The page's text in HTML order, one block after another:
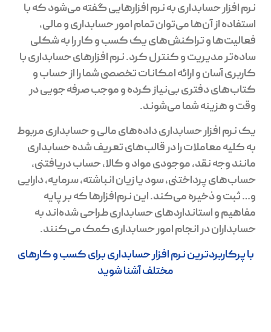
نرم افزار حسابداری به نرم افزارهایی گفته می‌شود که با
استفاده از آن‌ها می‌توان تمام امور حسابداری و مالی،
فعالیت‌ها و تراکنش‌های یک کسب و کار را به شکلی
ساده‌تر مدیریت و کنترل کرد. نرم افزارهای حسابداری با
کاربری آسان و ارائه امکانات تخصصی شما را از حساب و
کتاب‌های دفتری بی‌نیاز کرده و موجب صرفه جویی در
وقت و هزینه شما می‌شوند.
یک نرم افزار حسابداری داده‌های مالی و حسابداری مربوط
به کلیه معاملات را در قالب‌های تعریف شده حسابداری
مانند وجه نقد، موجودی مواد و کالا، حساب دریافتنی،
حساب‌های پرداختنی، سود یا زیان انباشته، سرمایه، دارایی
و… ثبت و ذخیره می‌کند. این نرم‌افزارها که بر پایه
مفاهیم و استانداردهای حسابداری طراحی شده‌اند به
حسابداران در انجام امور حسابداری کمک می‌کنند.
با پرکاربردترین نرم افزار حسابداری برای کسب و کارهای
مختلف آشنا شوید